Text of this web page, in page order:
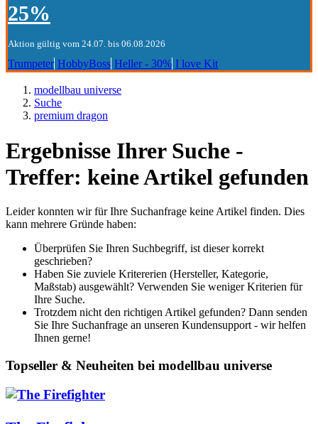
25%
Aktion gültig vom 24.07. bis 06.08.2026
Trumpeter HobbyBoss Heller - 30% I love Kit
modellbau universe
Suche
premium dragon
Ergebnisse Ihrer Suche -
Treffer: keine Artikel gefunden
Leider konnten wir für Ihre Suchanfrage keine Artikel finden. Dies
kann mehrere Gründe haben:
Überprüfen Sie Ihren Suchbegriff, ist dieser korrekt
geschrieben?
Haben Sie zuviele Kritererien (Hersteller, Kategorie,
Maßstab) ausgewählt? Verwenden Sie weniger Kriterien für
Ihre Suche.
Trotzdem nicht den richtigen Artikel gefunden? Dann senden
Sie Ihre Suchanfrage an unseren Kundensupport - wir helfen
Ihnen gerne!
Topseller & Neuheiten bei modellbau universe